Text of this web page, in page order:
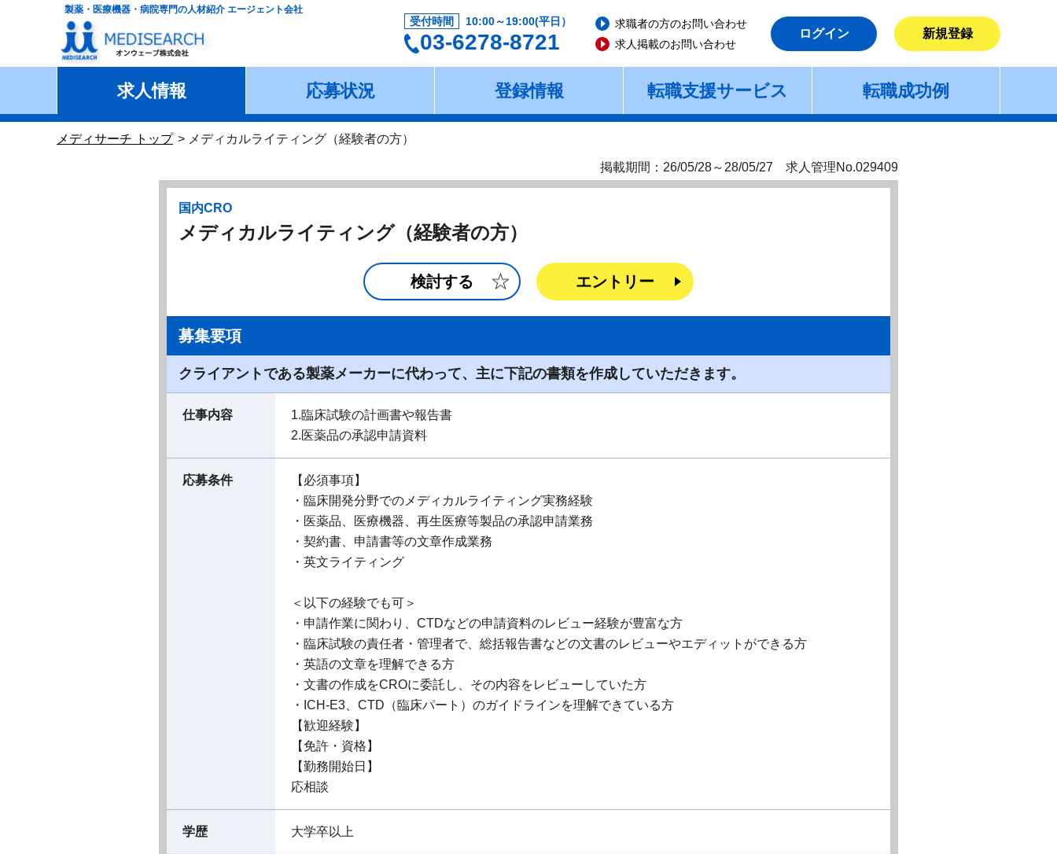
製薬・医療機器・病院専門の人材紹介 エージェント会社
受付時間 10:00～19:00(平日）
03-6278-8721
求職者の方のお問い合わせ
求人掲載のお問い合わせ
ログイン 新規登録
求人情報 応募状況 登録情報 転職支援サービス 転職成功例
メディサーチ トップ メディカルライティング（経験者の方）
掲載期間：26/05/28～28/05/27 求人管理No.029409
国内CRO
メディカルライティング（経験者の方）
検討する エントリー
募集要項
クライアントである製薬メーカーに代わって、主に下記の書類を作成していただきます。
仕事内容
1.臨床試験の計画書や報告書
2.医薬品の承認申請資料
応募条件
【必須事項】
・臨床開発分野でのメディカルライティング実務経験
・医薬品、医療機器、再生医療等製品の承認申請業務
・契約書、申請書等の文章作成業務
・英文ライティング
＜以下の経験でも可＞
・申請作業に関わり、CTDなどの申請資料のレビュー経験が豊富な方
・臨床試験の責任者・管理者で、総括報告書などの文書のレビューやエディットができる方
・英語の文章を理解できる方
・文書の作成をCROに委託し、その内容をレビューしていた方
・ICH-E3、CTD（臨床パート）のガイドラインを理解できている方
【歓迎経験】
【免許・資格】
【勤務開始日】
応相談
学歴 大学卒以上